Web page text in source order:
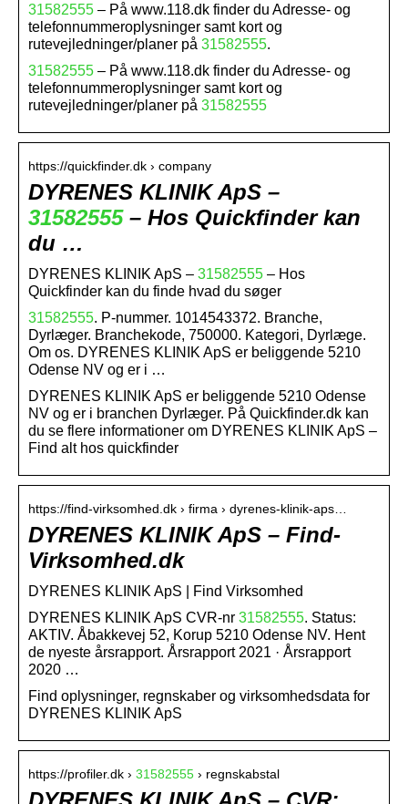
31582555 – På www.118.dk finder du Adresse- og
telefonnummeroplysninger samt kort og
rutevejledninger/planer på 31582555.
31582555 – På www.118.dk finder du Adresse- og
telefonnummeroplysninger samt kort og
rutevejledninger/planer på 31582555
https://quickfinder.dk › company
DYRENES KLINIK ApS –
31582555– Hos Quickfinder kan
du …
DYRENES KLINIK ApS – 31582555 – Hos
Quickfinder kan du finde hvad du søger
31582555. P-nummer. 1014543372. Branche,
Dyrlæger. Branchekode, 750000. Kategori, Dyrlæge.
Om os. DYRENES KLINIK ApS er beliggende 5210
Odense NV og er i …
DYRENES KLINIK ApS er beliggende 5210 Odense
NV og er i branchen Dyrlæger. På Quickfinder.dk kan
du se flere informationer om DYRENES KLINIK ApS –
Find alt hos quickfinder
https://find-virksomhed.dk › firma › dyrenes-klinik-aps…
DYRENES KLINIK ApS – Find-
Virksomhed.dk
DYRENES KLINIK ApS | Find Virksomhed
DYRENES KLINIK ApS CVR-nr 31582555. Status:
AKTIV. Åbakkevej 52, Korup 5210 Odense NV. Hent
de nyeste årsrapport. Årsrapport 2021 · Årsrapport
2020 …
Find oplysninger, regnskaber og virksomhedsdata for
DYRENES KLINIK ApS
https://profiler.dk › 31582555 › regnskabstal